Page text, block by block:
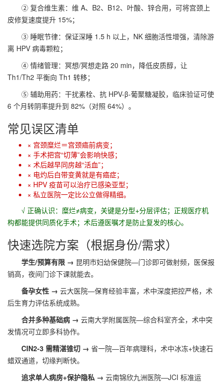
② 复合维生素：维 A、B2、B12、叶酸、锌合用，可将宫颈上
皮修复速度提升 15%；
③ 睡眠节律：保证深睡 1.5 h 以上，NK 细胞活性增强，清除游
离 HPV 病毒颗粒；
④ 情绪管理：冥想/冥想走路 20 min，降低皮质醇，让
Th1/Th2 平衡向 Th1 转移；
⑤ 辅助用药：干扰素栓、抗 HPV-β-葡聚糖凝胶，临床验证可使
6 个月转阴率提升到 82%（对照 64%）。
常见误区清单
× 宫颈糜烂＝宫颈癌前病变；
× 手术把宫“切薄”会影响快感；
× 术后越早同房越“活血”；
× 电灼后白带变黄就是有癌症；
× HPV 疫苗可以治疗已感染亚型；
× 私立医院一定比公立做得精细。
√ 正确认识：糜烂≠病变，关键是分型+分层评估；正规医疗机
构都能提供同质化手术；术后遵医嘱才是防止复发的核心。
快速选院方案（根据身份/需求）
学生/预算有限 → 昆明市妇幼保健院—门诊即可做射频，医保报
销高，夜间门诊下课就能去。
备孕女性 → 云大医院—保育经验丰富，术中深度把控严格，术
后生育力评估系统成熟。
合并多种基础病 → 云南大学附属医院—综合科室齐全，术中突
发情况可立即多科协作。
CIN2-3 需精湛锥切 → 省一院—百年病理科，术中冰冻+快速石
蜡双通道，切缘判断快。
追求单人病房+保护隐私 → 云南锦欣九洲医院—JCI 标准运